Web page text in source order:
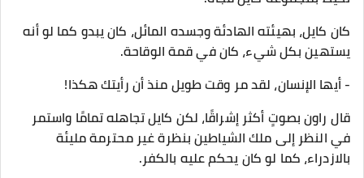
كان كايل، بهيئته الهادئة وجسده المائل، كان يبدو كما لو أنه
يستهين بكل شيء، كان في قمة الوقاحة.
- أيها الإنسان، لقد مر وقت طويل منذ أن رأيتك هكذا!
قال راون بصوتٍ أكثر إشراقًا، لكن كايل تجاهله تمامًا واستمر
في النظر إلى ملك الشياطين بنظرة غير محترمة مليئة
بالازدراء، كما لو كان يحكم عليه بالكفر.